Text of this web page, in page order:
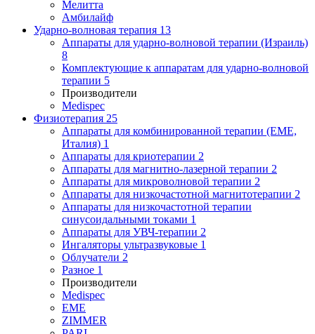
Мелитта
Амбилайф
Ударно-волновая терапия 13
Аппараты для ударно-волновой терапии (Израиль)
8
Комплектующие к аппаратам для ударно-волновой
терапии 5
Производители
Medispec
Физиотерапия 25
Аппараты для комбинированной терапии (EME,
Италия) 1
Аппараты для криотерапии 2
Аппараты для магнитно-лазерной терапии 2
Аппараты для микроволновой терапии 2
Аппараты для низкочастотной магнитотерапии 2
Аппараты для низкочастотной терапии
синусоидальными токами 1
Аппараты для УВЧ-терапии 2
Ингаляторы ультразвуковые 1
Облучатели 2
Разное 1
Производители
Medispec
EME
ZIMMER